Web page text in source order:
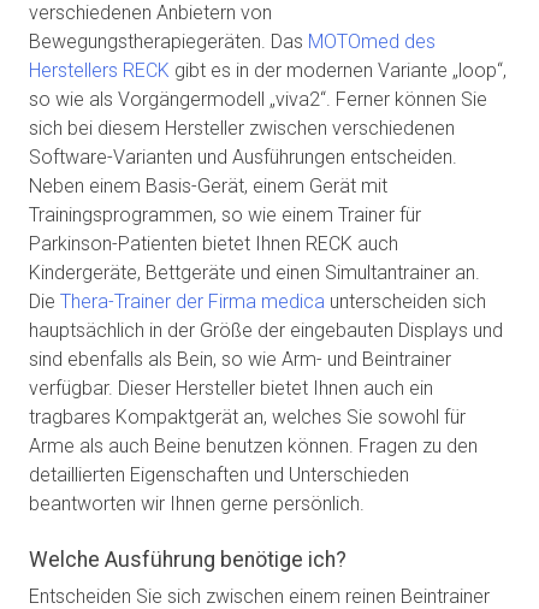
verschiedenen Anbietern von
Bewegungstherapiegeräten. Das MOTOmed des
Herstellers RECK gibt es in der modernen Variante „loop“,
so wie als Vorgängermodell „viva2“. Ferner können Sie
sich bei diesem Hersteller zwischen verschiedenen
Software-Varianten und Ausführungen entscheiden.
Neben einem Basis-Gerät, einem Gerät mit
Trainingsprogrammen, so wie einem Trainer für
Parkinson-Patienten bietet Ihnen RECK auch
Kindergeräte, Bettgeräte und einen Simultantrainer an.
Die Thera-Trainer der Firma medica unterscheiden sich
hauptsächlich in der Größe der eingebauten Displays und
sind ebenfalls als Bein, so wie Arm- und Beintrainer
verfügbar. Dieser Hersteller bietet Ihnen auch ein
tragbares Kompaktgerät an, welches Sie sowohl für
Arme als auch Beine benutzen können. Fragen zu den
detaillierten Eigenschaften und Unterschieden
beantworten wir Ihnen gerne persönlich.
Welche Ausführung benötige ich?
Entscheiden Sie sich zwischen einem reinen Beintrainer